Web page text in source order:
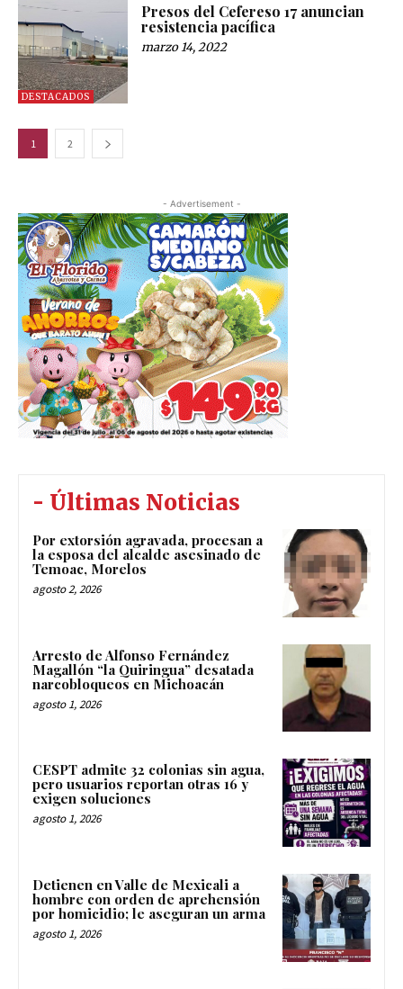
DESTACADOS
Presos del Cefereso 17 anuncian
resistencia pacífica
marzo 14, 2022
1 2
- Advertisement -
- Últimas Noticias
Por extorsión agravada, procesan a
la esposa del alcalde asesinado de
Temoac, Morelos
agosto 2, 2026
Arresto de Alfonso Fernández
Magallón “la Quiringua” desatada
narcobloqueos en Michoacán
agosto 1, 2026
CESPT admite 32 colonias sin agua,
pero usuarios reportan otras 16 y
exigen soluciones
agosto 1, 2026
Detienen en Valle de Mexicali a
hombre con orden de aprehensión
por homicidio; le aseguran un arma
agosto 1, 2026